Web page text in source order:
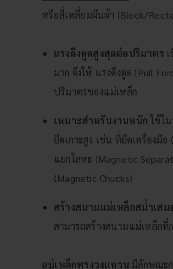
หรือสี่เหลี่ยมผืนผ้า (Block/
แรงดึงดูดสูงสุดต่อปริมาตร
มาก จึงให้ แรงดึงดูด (Pull
ปริมาตรของแม่เหล็ก
เหมาะสำหรับงานหนักใช้ใ
ยึดเกาะสูง เช่น ที่ยึดเครื่องมื
แยกโลหะ (Magnetic
(Magnetic Chucks)
สร้างสนามแม่เหล็กสม่ำเสม
สามารถสร้างสนามแม่เหล็กที่
แม่เหล็กทรงวงแหวน มีลักษณะ